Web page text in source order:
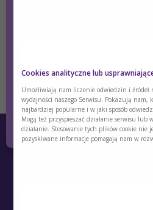
Zaloguj się
zakresu medycyny,
dietetyki?
Tak
Cookies analityczne lub
Umożliwiają nam liczenie odwiedzin i źródeł
wydajności naszego Serwisu. Pokazują nam,
najbardziej popularne i w jaki sposób
Mogą też przyspieszać działanie serwisu lub
działanie. Stosowanie tych plików cookie nie
pozyskiwane informacje pomagają nam w